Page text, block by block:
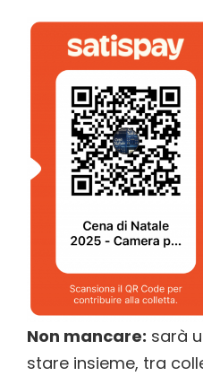
Non mancare: sarà
stare insieme, tra